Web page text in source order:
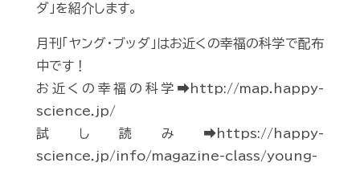
ダ」を紹介します。
月刊「ヤング・ブッダ」はお近くの幸福の科学で配布
中です！
お近くの幸福の科学➡http://map.happy-
science.jp/
試し読み➡https://happy-
science.jp/info/magazine-class/young-